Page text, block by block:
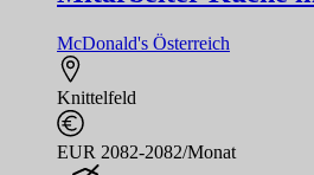
McDonald's Österreich
Knittelfeld
EUR 2082-2082/Monat